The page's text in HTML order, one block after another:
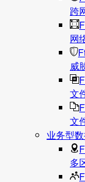
跨
网
威
文
文
业务型
多